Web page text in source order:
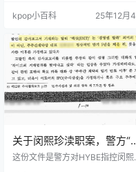
来自国内外的投资意向。 更引人
行业合约模式的强烈意愿。她希望
缩短艺人合约期，建立一种基于“
相需要”而非“长期捆绑”的新型合
关系，并计划从实践层面推动标准
合约…
kpop小百科 25年12月
关于闵熙珍渎职案，警方“
嫌疑”决定书的核心内容整理
这份文件是警方对HYBE指控闵熙